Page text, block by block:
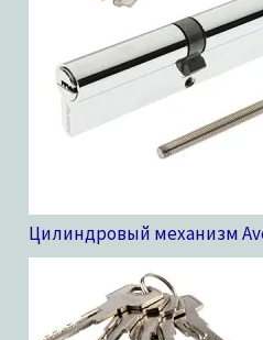
Цилиндровый механизм